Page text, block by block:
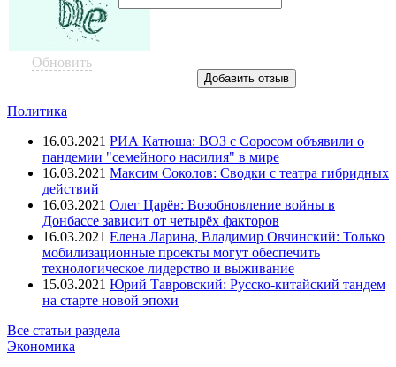
Обновить
Политика
16.03.2021 РИА Катюша: ВОЗ с Соросом объявили о
пандемии "семейного насилия" в мире
16.03.2021 Максим Соколов: Сводки с театра гибридных
действий
16.03.2021 Олег Царёв: Возобновление войны в
Донбассе зависит от четырёх факторов
16.03.2021 Елена Ларина, Владимир Овчинский: Только
мобилизационные проекты могут обеспечить
технологическое лидерство и выживание
15.03.2021 Юрий Тавровский: Русско-китайский тандем
на старте новой эпохи
Все статьи раздела
Экономика